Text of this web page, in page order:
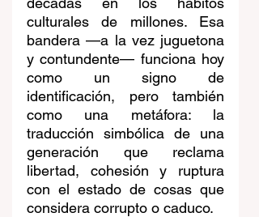
culturales de millones. Esa
bandera —a la vez juguetona
y contundente— funciona hoy
como un signo de
identificación, pero también
como una metáfora: la
traducción simbólica de una
generación que reclama
libertad, cohesión y ruptura
con el estado de cosas que
considera corrupto o caduco.